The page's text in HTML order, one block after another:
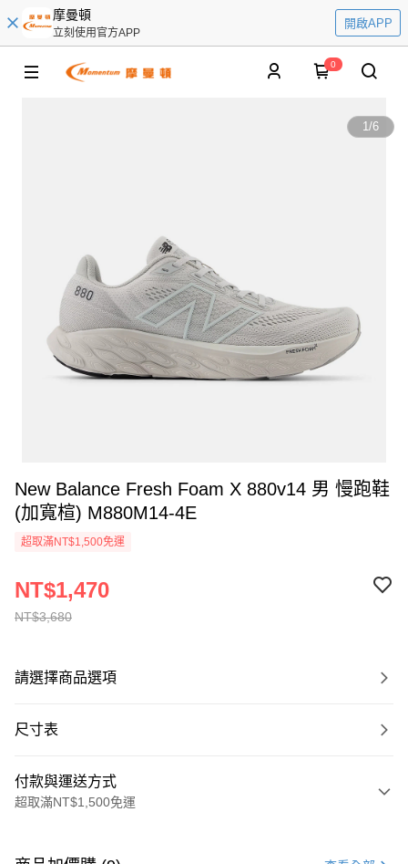
摩曼頓
立刻使用官方APP
開啟APP
0
1/6
New Balance Fresh Foam X 880v14 男 慢跑鞋
(加寬楦) M880M14-4E
超取滿NT$1,500免運
NT$3,680
NT$1,470
請選擇商品選項
尺寸表
付款與運送方式
超取滿NT$1,500免運